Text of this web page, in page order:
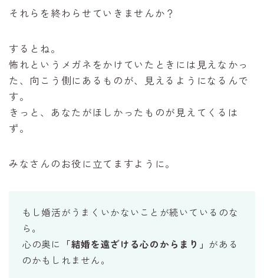
それらを終わらせていきませんか？
するとね。
怖れというメガネをかけていたときには見えなかっ
た、向こう側にあるものが、見えるようになるんで
す。
きっと、あなたがほしかったものが見えてくるは
ず。
みなさんのお役に立てますように。
もし婚活がうまくいかないことが続いているのな
ら。
心の奥に
「結婚を遠ざける心のからまり」 がある
のかもしれません。